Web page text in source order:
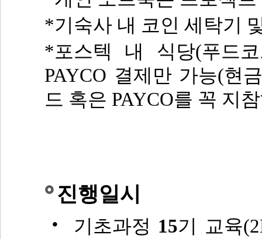
*기숙사 내 코인 세탁기
*포스텍 내 식당(푸드
PAYCO 결제만 가능(현
드 혹은 PAYCO를 꼭 지
진행일시
‧
기초과정 15기 교육